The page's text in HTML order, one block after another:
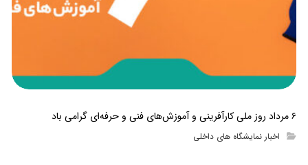
۶ مرداد روز ملی کارآفرینی و آموزش‌های فنی و حرفه‌ای گرامی باد
اخبار نمایشگاه های داخلی